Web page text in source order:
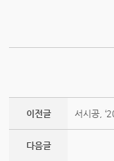
이전글 서시공,
다음글